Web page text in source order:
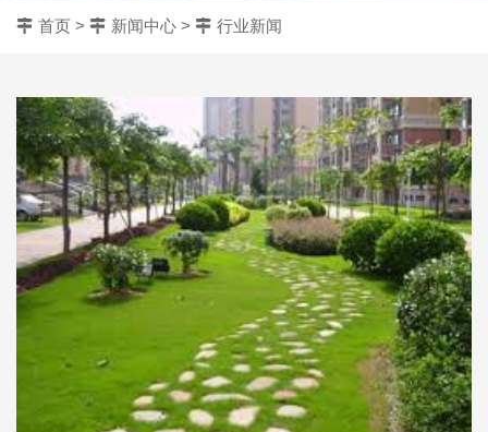
首页 > 新闻中心 > 行业新闻